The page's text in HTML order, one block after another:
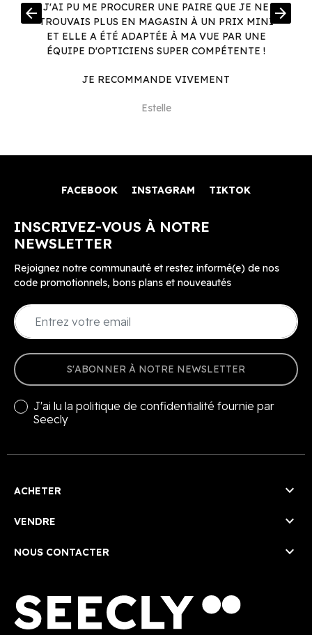
J'AI PU ME PROCURER UNE PAIRE QUE JE NE
TROUVAIS PLUS EN MAGASIN À UN PRIX MINI
ET ELLE A ÉTÉ ADAPTÉE À MA VUE PAR UNE
ÉQUIPE D'OPTICIENS SUPER COMPÉTENTE !
JE RECOMMANDE VIVEMENT
Estelle
arrow_back arrow_forward
FACEBOOK INSTAGRAM TIKTOK
INSCRIVEZ-VOUS À NOTRE
NEWSLETTER
Rejoignez notre communauté et restez informé(e) de nos
code promotionnels, bons plans et nouveautés
S'ABONNER À NOTRE NEWSLETTER
J'ai lu la politique de confidentialité fournie par
Seecly
ACHETER 
VENDRE 
NOUS CONTACTER 